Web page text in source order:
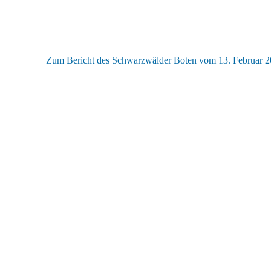
Zum Bericht des Schwarzwälder Boten vom 13. Februar